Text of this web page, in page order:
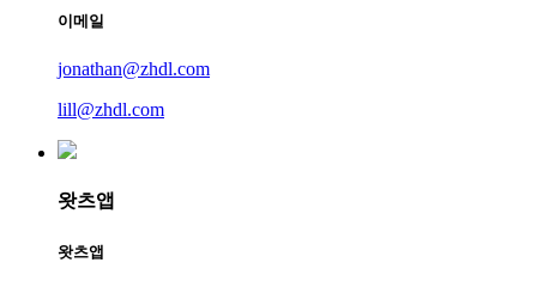
이메일
jonathan@zhdl.com
lill@zhdl.com
왓츠앱
왓츠앱